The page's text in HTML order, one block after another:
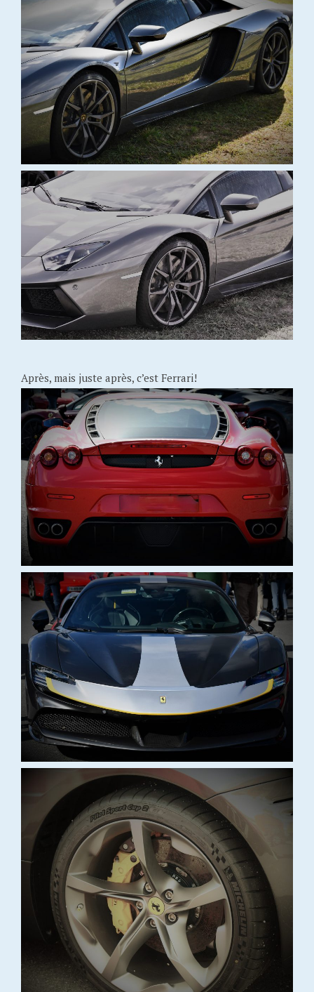
Après, mais juste après, c’est Ferrari!